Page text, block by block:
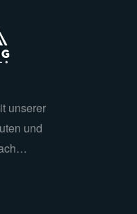
unserer
und